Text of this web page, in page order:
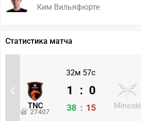
Ким Вильяфюрте
Статистика матча
32м 57с
TNC
27407
Mineski
1 : 0
38 : 15